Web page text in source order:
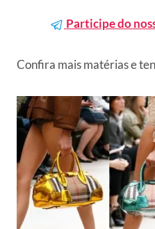
Participe do
Confira mais matérias e